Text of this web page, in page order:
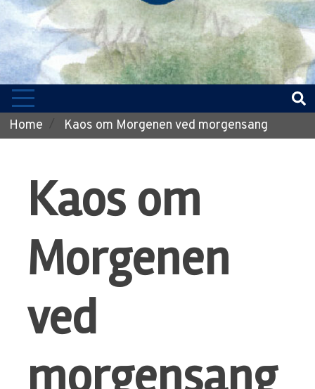
Home Kaos om Morgenen ved morgensang
Kaos om
Morgenen
ved